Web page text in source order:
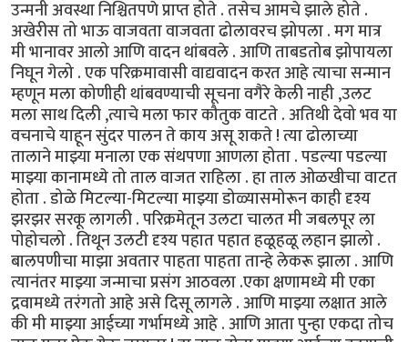
उन्मनी अवस्था निश्चितपणे प्राप्त होते . तसेच आमचे झाले होते .
अखेरीस तो भाऊ वाजवता वाजवता ढोलावरच झोपला . मग मात्र
मी भानावर आलो आणि वादन थांबवले . आणि ताबडतोब झोपायला
निघून गेलो . एक परिक्रमावासी वाद्यवादन करत आहे त्याचा सन्मान
म्हणून मला कोणीही थांबवण्याची सूचना वगैरे केली नाही ,उलट
मला साथ दिली ,त्याचे मला फार कौतुक वाटते . अतिथी देवो भव या
वचनाचे याहून सुंदर पालन ते काय असू शकते ! त्या ढोलाच्या
तालाने माझ्या मनाला एक संथपणा आणला होता . पडल्या पडल्या
माझ्या कानामध्ये तो ताल वाजत राहिला . हा ताल ओळखीचा वाटत
होता . डोळे मिटल्या-मिटल्या माझ्या डोळ्यासमोरून काही दृश्य
झरझर सरकू लागली . परिक्रमेतून उलटा चालत मी जबलपूर ला
पोहोचलो . तिथून उलटी दृश्य पहात पहात हळूहळू लहान झालो .
बालपणीचा माझा अवतार पाहता पाहता तान्हे लेकरू झाला . आणि
त्यानंतर माझ्या जन्माचा प्रसंग आठवला .एका क्षणामध्ये मी एका
द्रवामध्ये तरंगतो आहे असे दिसू लागले . आणि माझ्या लक्षात आले
की मी माझ्या आईच्या गर्भामध्ये आहे . आणि आता पुन्हा एकदा तोच